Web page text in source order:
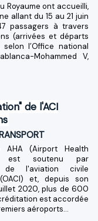
Royaume ont accueilli,
allant du 15 au 21 juin
passagers à travers
(arrivées et départs
selon l’Office national
Mohammed V,
de l'ACI
AHA (Airport Health
est soutenu par
de l'aviation civile
et, depuis son
2020, plus de 600
est accordée
aéroports...